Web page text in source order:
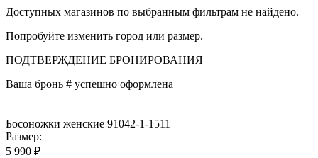
Доступных магазинов по выбранным фильтрам не найдено.
Попробуйте изменить город или размер.
ПОДТВЕРЖДЕНИЕ БРОНИРОВАНИЯ
Ваша бронь # успешно оформлена
Босоножки женские 91042-1-1511
Размер:
5 990 ₽